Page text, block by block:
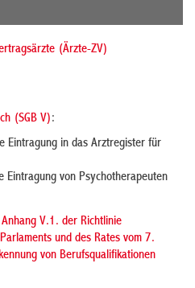
(Ärzte-ZV)
(SGB V):
Eintragung in das Arztregister für
Eintragung von Psychotherapeuten
V.1. der Richtlinie
und des Rates vom 7.
von Berufsqualifikationen